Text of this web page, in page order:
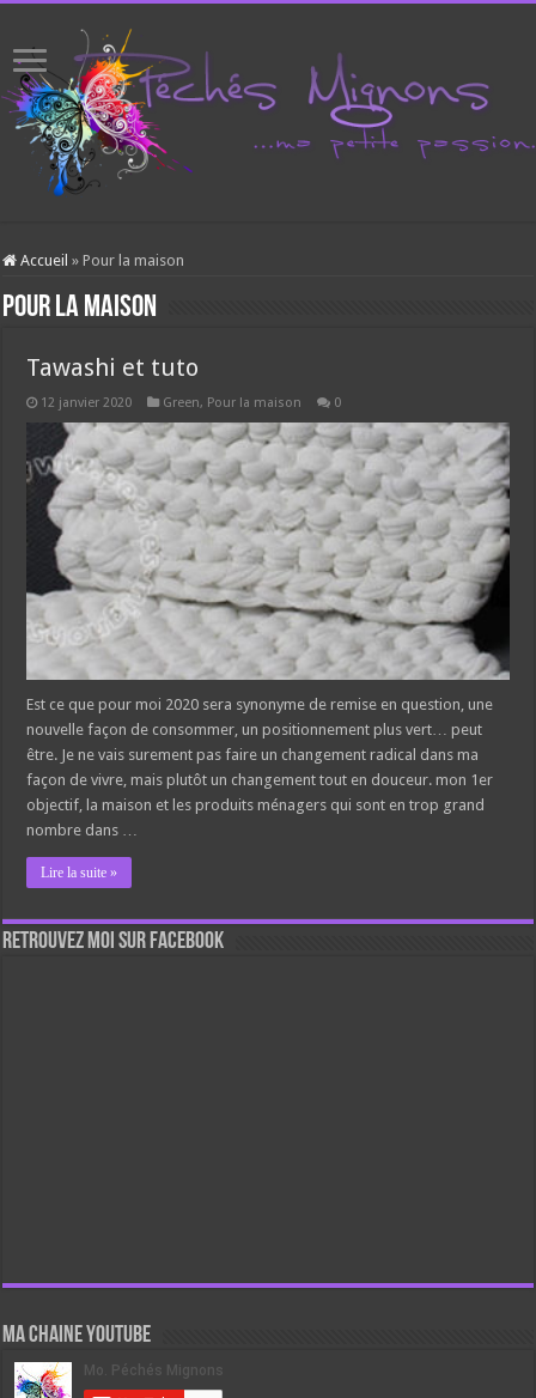
Accueil » Pour la maison
Pour la maison
Tawashi et tuto
12 janvier 2020 Green, Pour la maison 0
Est ce que pour moi 2020 sera synonyme de remise en question, une
nouvelle façon de consommer, un positionnement plus vert… peut
être. Je ne vais surement pas faire un changement radical dans ma
façon de vivre, mais plutôt un changement tout en douceur. mon 1er
objectif, la maison et les produits ménagers qui sont en trop grand
nombre dans …
Lire la suite »
Retrouvez moi sur Facebook
Ma chaine Youtube